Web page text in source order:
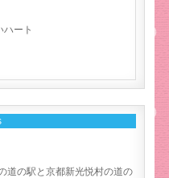
ート
道の駅と京都新光悦村の道の